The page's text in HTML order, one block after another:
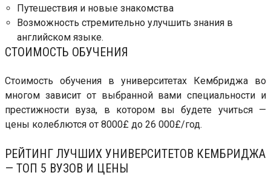
Путешествия и новые знакомства
Возможность стремительно улучшить знания в
английском языке.
СТОИМОСТЬ ОБУЧЕНИЯ
Стоимость обучения в университетах Кембриджа во
многом зависит от выбранной вами специальности и
престижности вуза, в котором вы будете учиться —
цены колеблются от 8000£ до 26 000£/год.
РЕЙТИНГ ЛУЧШИХ УНИВЕРСИТЕТОВ КЕМБРИДЖА
— ТОП 5 ВУЗОВ И ЦЕНЫ